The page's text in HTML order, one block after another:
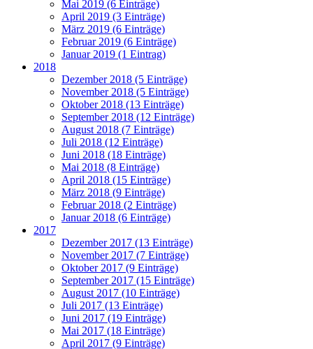
Mai 2019 (6 Einträge)
April 2019 (3 Einträge)
März 2019 (6 Einträge)
Februar 2019 (6 Einträge)
Januar 2019 (1 Eintrag)
2018
Dezember 2018 (5 Einträge)
November 2018 (5 Einträge)
Oktober 2018 (13 Einträge)
September 2018 (12 Einträge)
August 2018 (7 Einträge)
Juli 2018 (12 Einträge)
Juni 2018 (18 Einträge)
Mai 2018 (8 Einträge)
April 2018 (15 Einträge)
März 2018 (9 Einträge)
Februar 2018 (2 Einträge)
Januar 2018 (6 Einträge)
2017
Dezember 2017 (13 Einträge)
November 2017 (7 Einträge)
Oktober 2017 (9 Einträge)
September 2017 (15 Einträge)
August 2017 (10 Einträge)
Juli 2017 (13 Einträge)
Juni 2017 (19 Einträge)
Mai 2017 (18 Einträge)
April 2017 (9 Einträge)